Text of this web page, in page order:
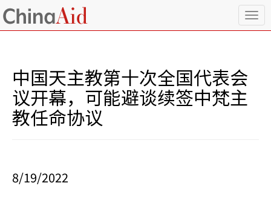
T
o
中国天主教第十次全国代表会
议开幕，可能避谈续签中梵主
教任命协议
8/19/2022